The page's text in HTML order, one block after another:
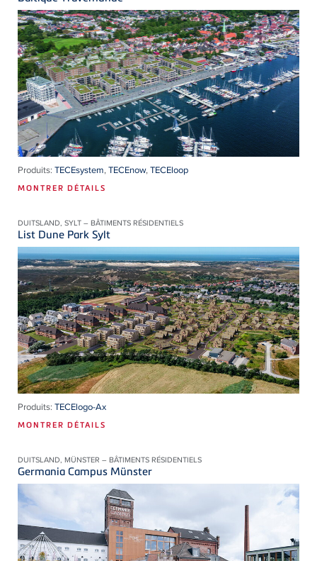
Produits: TECEsystem,TECEnow,TECEloop
MONTRER DÉTAILS
DUITSLAND, SYLT – BÂTIMENTS RÉSIDENTIELS
List Dune Park Sylt
Produits: TECElogo-Ax
MONTRER DÉTAILS
DUITSLAND, MÜNSTER – BÂTIMENTS RÉSIDENTIELS
Germania Campus Münster